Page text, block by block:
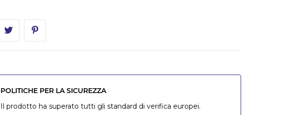
POLITICHE PER LA SICUREZZA
Il prodotto ha superato tutti gli standard di verifica europei.